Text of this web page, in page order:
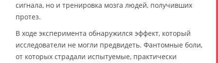
сигнала, но и тренировка мозга людей, получивших
протез.
В ходе эксперимента обнаружился эффект, который
исследователи не могли предвидеть. Фантомные боли,
от которых страдали испытуемые, практически